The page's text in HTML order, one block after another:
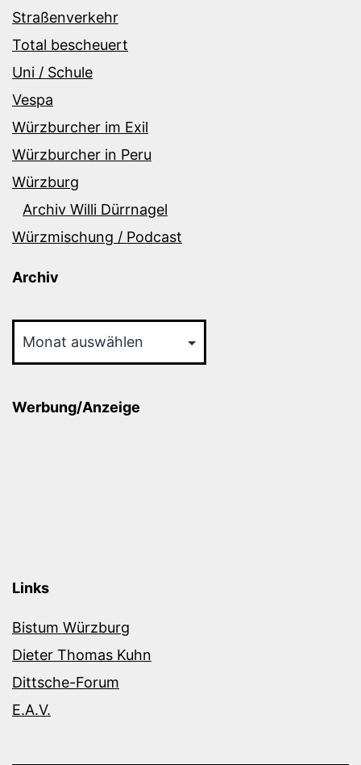
Straßenverkehr
Total bescheuert
Uni / Schule
Vespa
Würzburcher im Exil
Würzburcher in Peru
Würzburg
Archiv Willi Dürrnagel
Würzmischung / Podcast
Archiv
Werbung/Anzeige
Links
Bistum Würzburg
Dieter Thomas Kuhn
Dittsche-Forum
E.A.V.